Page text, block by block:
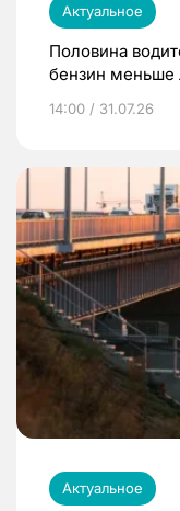
Актуальное
Половина
бензин
14:00 / 31.07.26
Актуальное